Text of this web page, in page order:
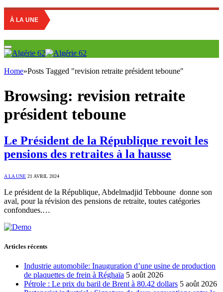
À LA UNE
Home»Posts Tagged "revision retraite président teboune"
Browsing: revision retraite
président teboune
Le Président de la République revoit les
pensions des retraites à la hausse
A LA UNE 21 AVRIL 2024
Le président de la République, Abdelmadjid Tebboune donne son
aval, pour la révision des pensions de retraite, toutes catégories
confondues.…
Articles récents
Industrie automobile: Inauguration d’une usine de production
de plaquettes de frein à Réghaïa 5 août 2026
Pétrole : Le prix du baril de Brent à 80.42 dollars 5 août 2026